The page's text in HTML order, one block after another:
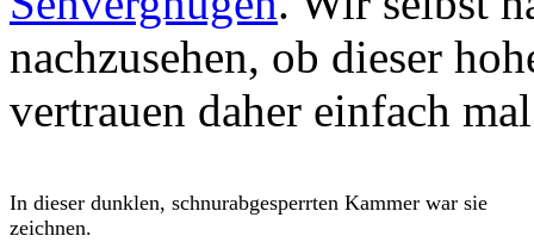
nachzusehen, ob dieser
vertrauen daher einfach
In dieser dunklen, schnurabgesperrten Kammer war sie
zeichnen.